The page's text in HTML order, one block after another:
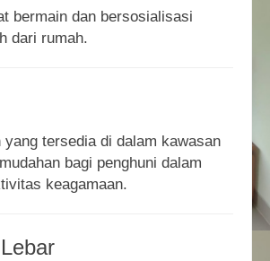
bermain dan bersosialisasi
dari rumah.
yang tersedia di dalam kawasan
bagi penghuni dalam
keagamaan.